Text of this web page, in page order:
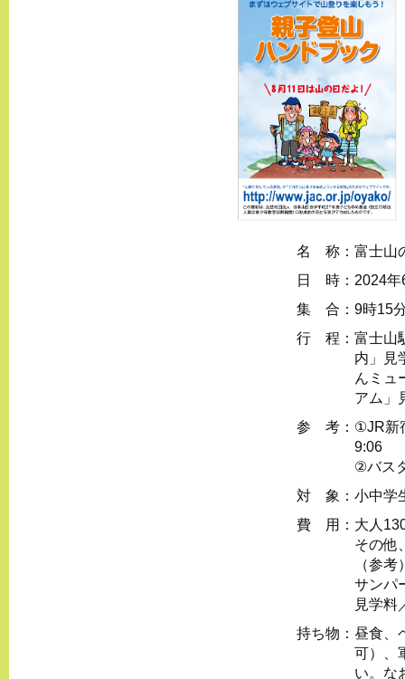
名 称： 富士山
日 時： 2024
集 合： 9時15
行 程： 富士山
内」見
んミュ
アム」
参 考： ①JR新
9:06
②バス
対 象： 小中学
費 用： 大人
その他
（参
サンパ
見学
持ち物： 昼食、
可）、
い。な